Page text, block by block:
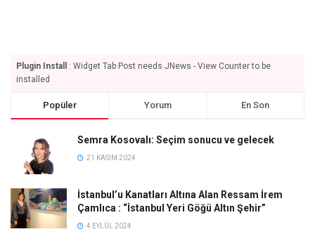
Plugin Install
: Widget Tab Post needs JNews - View Counter to be
installed
Popüler Yorum En Son
Semra Kosovalı: Seçim sonucu ve gelecek
21 KASIM 2024
İstanbul’u Kanatları Altına Alan Ressam İrem
Çamlıca : “İstanbul Yeri Göğü Altın Şehir”
4 EYLÜL 2024